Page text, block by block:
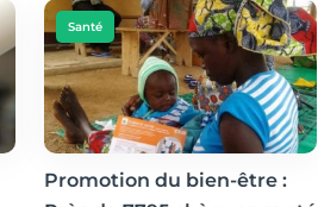
Santé
Promotion du bien-être :